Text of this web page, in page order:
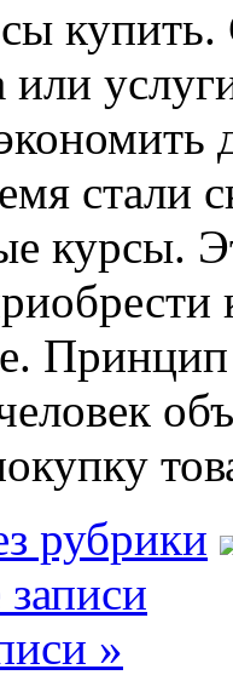
или
стали
курсы.
рубрики
»